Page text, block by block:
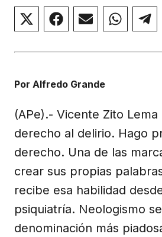
Compartir
en
(Twitter)
Compartir
en
Compartir
en en
Por Alfredo Grande
(APe).- Vicente Zito
derecho al delirio. Hago
derecho. Una de las
crear sus propias
recibe esa habilidad
psiquiatría. Neologismo
denominación más